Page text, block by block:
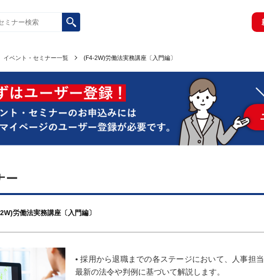
イベント・セミナー一覧 (F4-2W)労働法実務講座〔入門編〕
ー
労働法実務講座〔入門編〕
• 採用から退職までの各ステージにおいて、人事担
最新の法令や判例に基づいて解説します。